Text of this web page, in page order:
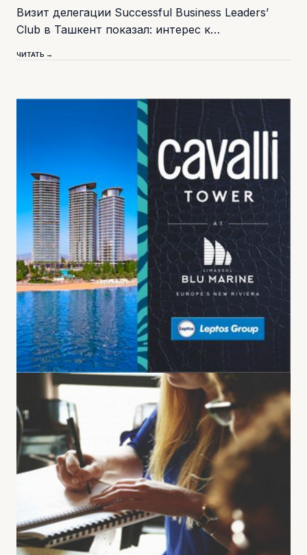
Визит делегации Successful Business Leaders’
Club в Ташкент показал: интерес к…
ЧИТАТЬ →